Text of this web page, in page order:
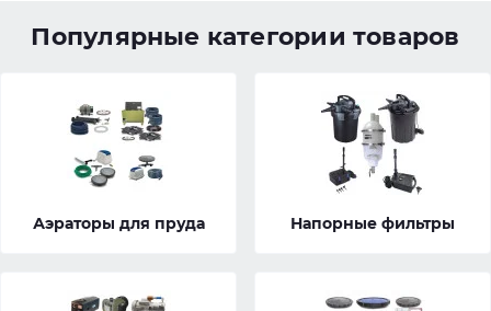
Популярные категории товаров
Аэраторы для пруда Напорные фильтры